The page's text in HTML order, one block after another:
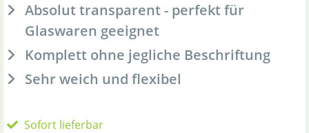
Absolut transparent - perfekt für
Glaswaren geeignet
Komplett ohne jegliche Beschriftung
Sehr weich und flexibel
Sofort lieferbar